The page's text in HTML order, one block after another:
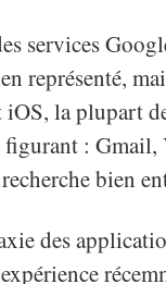
services
représenté,
la plupart
figurant : Gmail,
bien
des